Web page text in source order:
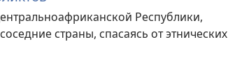
Республики,
страны, спасаясь от этнических